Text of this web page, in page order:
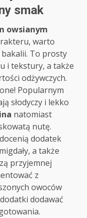
smak
owsianym
warto
To prosty
i tekstury, a także
odżywczych.
Popularnym
słodyczy i lekko
natomiast
nutę.
dodatek
a także
przyjemnej
z
owoców
dodawać